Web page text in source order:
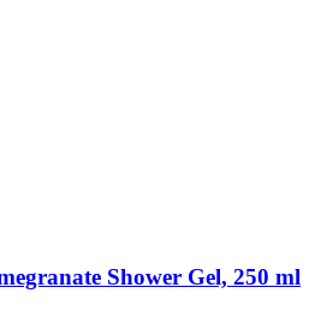
Shower Gel, 250 ml